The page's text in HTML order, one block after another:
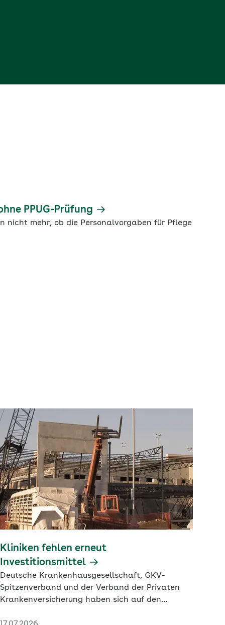
PPUG-Prüfung
nicht mehr, ob die Personalvorgaben für Pflege
Kliniken fehlen erneut
Investitionsmittel
Deutsche Krankenhausgesellschaft, GKV-
Spitzenverband und der Verband der Privaten
Krankenversicherung haben sich auf den